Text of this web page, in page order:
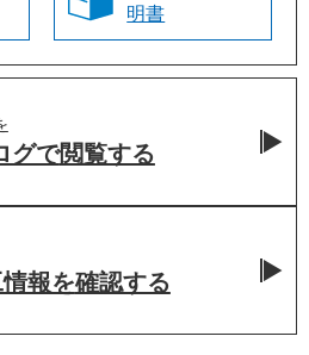
明書
グで閲覧する
報を確認する